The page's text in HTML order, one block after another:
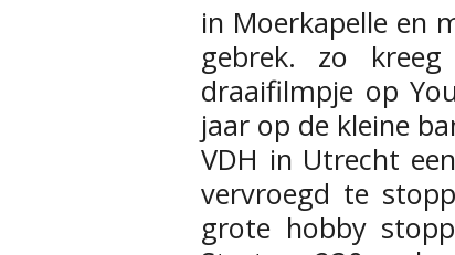
in Moerkapelle en
gebrek. zo
draaifilmpje op
jaar op de kleine
VDH in Utrecht
vervroegd te
grote hobby